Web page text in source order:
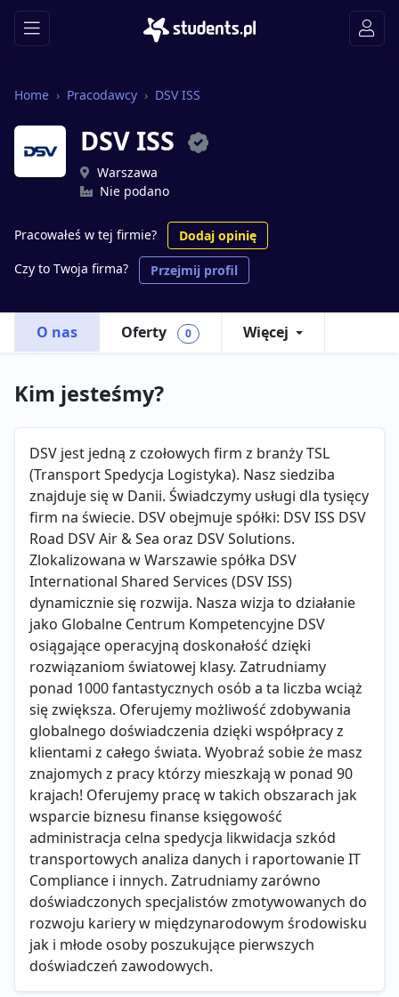
Home Pracodawcy DSV ISS
DSV ISS
Warszawa
Nie podano
Pracowałeś w tej firmie?
Dodaj opinię
Czy to Twoja firma?
Przejmij profil
O nas Oferty 0 Więcej
Kim jesteśmy?
DSV jest jedną z czołowych firm z branży TSL
(Transport Spedycja Logistyka). Nasz siedziba
znajduje się w Danii. Świadczymy usługi dla tysięcy
firm na świecie. DSV obejmuje spółki: DSV ISS DSV
Road DSV Air & Sea oraz DSV Solutions.
Zlokalizowana w Warszawie spółka DSV
International Shared Services (DSV ISS)
dynamicznie się rozwija. Nasza wizja to działanie
jako Globalne Centrum Kompetencyjne DSV
osiągające operacyjną doskonałość dzięki
rozwiązaniom światowej klasy. Zatrudniamy
ponad 1000 fantastycznych osób a ta liczba wciąż
się zwiększa. Oferujemy możliwość zdobywania
globalnego doświadczenia dzięki współpracy z
klientami z całego świata. Wyobraź sobie że masz
znajomych z pracy którzy mieszkają w ponad 90
krajach! Oferujemy pracę w takich obszarach jak
wsparcie biznesu finanse księgowość
administracja celna spedycja likwidacja szkód
transportowych analiza danych i raportowanie IT
Compliance i innych. Zatrudniamy zarówno
doświadczonych specjalistów zmotywowanych do
rozwoju kariery w międzynarodowym środowisku
jak i młode osoby poszukujące pierwszych
doświadczeń zawodowych.